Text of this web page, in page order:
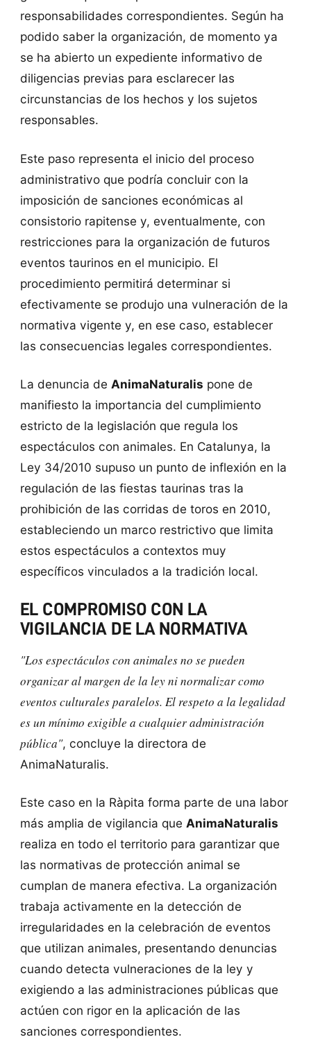
responsabilidades correspondientes. Según ha
podido saber la organización, de momento ya
se ha abierto un expediente informativo de
diligencias previas para esclarecer las
circunstancias de los hechos y los sujetos
responsables.
Este paso representa el inicio del proceso
administrativo que podría concluir con la
imposición de sanciones económicas al
consistorio rapitense y, eventualmente, con
restricciones para la organización de futuros
eventos taurinos en el municipio. El
procedimiento permitirá determinar si
efectivamente se produjo una vulneración de la
normativa vigente y, en ese caso, establecer
las consecuencias legales correspondientes.
La denuncia de AnimaNaturalis pone de
manifiesto la importancia del cumplimiento
estricto de la legislación que regula los
espectáculos con animales. En Catalunya, la
Ley 34/2010 supuso un punto de inflexión en la
regulación de las fiestas taurinas tras la
prohibición de las corridas de toros en 2010,
estableciendo un marco restrictivo que limita
estos espectáculos a contextos muy
específicos vinculados a la tradición local.
EL COMPROMISO CON LA
VIGILANCIA DE LA NORMATIVA
"Los espectáculos con animales no se pueden
organizar al margen de la ley ni normalizar como
eventos culturales paralelos. El respeto a la legalidad
es un mínimo exigible a cualquier administración
pública", concluye la directora de
AnimaNaturalis.
Este caso en la Ràpita forma parte de una labor
más amplia de vigilancia que AnimaNaturalis
realiza en todo el territorio para garantizar que
las normativas de protección animal se
cumplan de manera efectiva. La organización
trabaja activamente en la detección de
irregularidades en la celebración de eventos
que utilizan animales, presentando denuncias
cuando detecta vulneraciones de la ley y
exigiendo a las administraciones públicas que
actúen con rigor en la aplicación de las
sanciones correspondientes.